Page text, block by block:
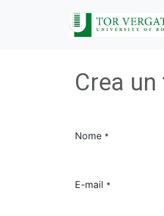
Crea
Nome *
E-mail *